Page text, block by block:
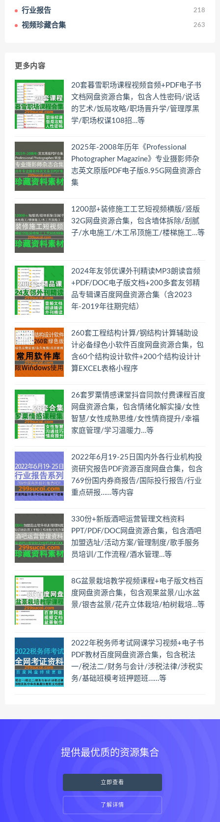
行业报告 218
视频珍藏合集 263
更多内容
20套暮雪职场课程视频音频+PDF电子书
文档网盘资源合集，包含人性密码/说话
的艺术/饭局攻略/职场晋升学/管理厚黑
学/职场权谋108招…等
2025年-2008年历年《Professional
Photographer Magazine》专业摄影师杂
志英文原版PDF电子版8.95G网盘资源合
集
1200部+装修施工工艺短视频横版/竖版
32G网盘资源合集，包含墙体拆除/刮腻
子/水电施工/木工吊顶施工/楼梯施工…等
2024年友邻优课外刊精读MP3朗读音频
+PDF/DOC电子版文档+200多套友邻精
品专辑课百度网盘资源合集（含2023
年-2019年往期完结）
260套工程结构计算/钢结构计算辅助设
计必备绿色小软件百度网盘资源合集，包
含60个结构设计软件+200个结构设计计
算EXCEL表格小程序
26套罗粟情感课堂抖音同款付费课程百度
网盘资源合集，包含情绪化解实操/女性
智慧/女性成熟思维/女性情商提升/幸福
家庭管理/学习温暖力…等
2022年6月19-25日国内外各行业机构投
资研究报告PDF资源百度网盘合集，包含
769份国内券商报告/国际投行报告/行业
重点研报……等内容
330份+新版酒吧运营管理文档资料
PPT/PDF/DOC网盘资源合集，包含酒吧
加盟选址/活动方案/管理制度/歌手服务
员培训/工作流程/酒水管理…等
8G盆景栽培教学视频课程+电子版文档百
度网盘资源合集，包含观果盆景/山水盆
景/银杏盆景/花卉立体栽培/柏树栽培…等
2022年税务师考试网课学习视频+电子书
PDF教材百度网盘资源合集，包含税法
一/税法二/财务与会计/涉税法律/涉税实
务/基础班模考班押题班……等
提供最优质的资源集合
立即查看
了解详情